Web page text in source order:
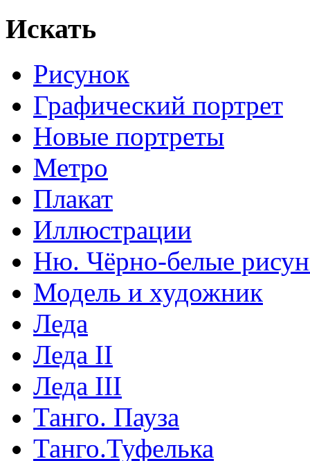
Искать
Рисунок
Графический портрет
Новые портреты
Метро
Плакат
Иллюстрации
Ню. Чёрно-белые
Модель и художник
Леда
Леда II
Леда III
Танго. Пауза
Танго.Туфелька